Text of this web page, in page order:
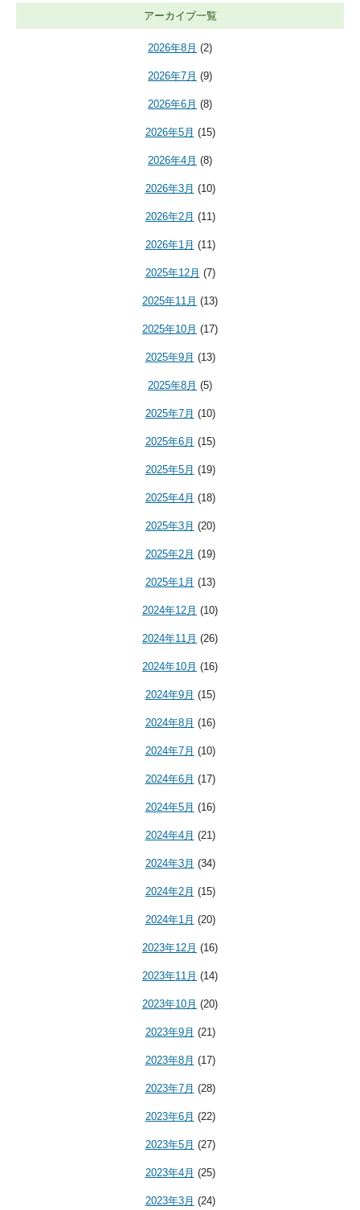
アーカイブ一覧
2026年8月 (2)
2026年7月 (9)
2026年6月 (8)
2026年5月 (15)
2026年4月 (8)
2026年3月 (10)
2026年2月 (11)
2026年1月 (11)
2025年12月 (7)
2025年11月 (13)
2025年10月 (17)
2025年9月 (13)
2025年8月 (5)
2025年7月 (10)
2025年6月 (15)
2025年5月 (19)
2025年4月 (18)
2025年3月 (20)
2025年2月 (19)
2025年1月 (13)
2024年12月 (10)
2024年11月 (26)
2024年10月 (16)
2024年9月 (15)
2024年8月 (16)
2024年7月 (10)
2024年6月 (17)
2024年5月 (16)
2024年4月 (21)
2024年3月 (34)
2024年2月 (15)
2024年1月 (20)
2023年12月 (16)
2023年11月 (14)
2023年10月 (20)
2023年9月 (21)
2023年8月 (17)
2023年7月 (28)
2023年6月 (22)
2023年5月 (27)
2023年4月 (25)
2023年3月 (24)